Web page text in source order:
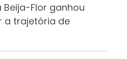
Flor ganhou
a trajetória de